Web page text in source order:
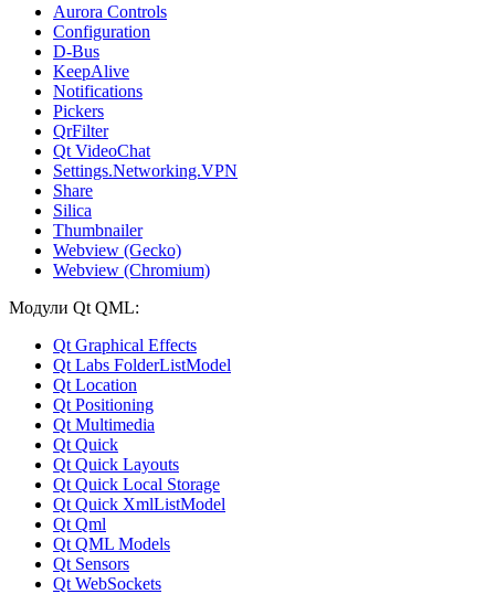
Aurora Controls
Configuration
D-Bus
KeepAlive
Notifications
Pickers
QrFilter
Qt VideoChat
Settings.Networking.VPN
Share
Silica
Thumbnailer
Webview (Gecko)
Webview (Chromium)
Модули Qt QML:
Qt Graphical Effects
Qt Labs FolderListModel
Qt Location
Qt Positioning
Qt Multimedia
Qt Quick
Qt Quick Layouts
Qt Quick Local Storage
Qt Quick XmlListModel
Qt Qml
Qt QML Models
Qt Sensors
Qt WebSockets